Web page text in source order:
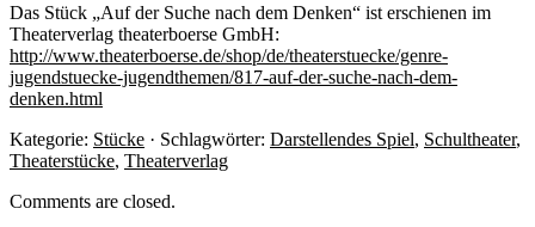
Das Stück „Auf der Suche nach dem Denken“ ist erschienen im
Theaterverlag theaterboerse GmbH:
http://www.theaterboerse.de/shop/de/theaterstuecke/genre-
jugendstuecke-jugendthemen/817-auf-der-suche-nach-dem-
denken.html
Kategorie: Stücke · Schlagwörter: Darstellendes Spiel, Schultheater,
Theaterstücke, Theaterverlag
Comments are closed.